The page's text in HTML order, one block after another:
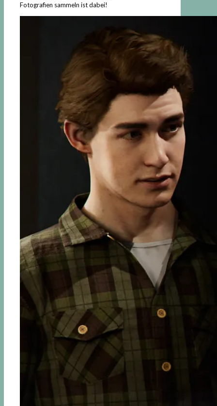
Fotografien sammeln ist dabei!